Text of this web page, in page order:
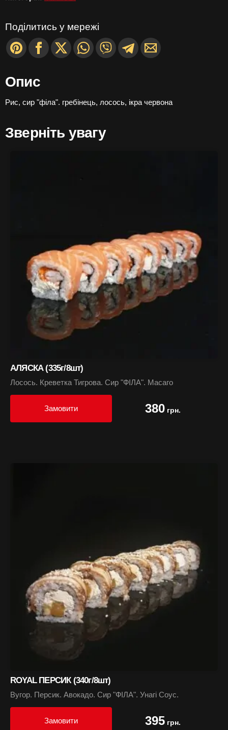
330г/8шт
кількість
Поділитись у мережі
Опис
Рис, сир "філа". гребінець, лосось, ікра червона
Зверніть увагу
АЛЯСКА (335г/8шт)
Лосось. Креветка Тигрова. Сир "ФІЛА". Масаго
Замовити 380грн.
ROYAL ПЕРСИК (340г/8шт)
Вугор. Персик. Авокадо. Сир "ФІЛА". Унагі Соус.
Замовити 395грн.